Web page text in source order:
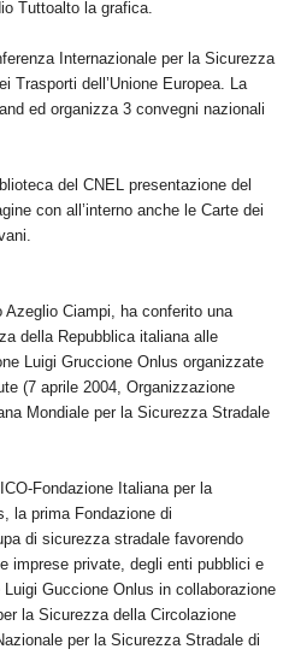
Tuttoalto la grafica.
Internazionale per la Sicurezza
Trasporti dell’Unione Europea. La
ed organizza 3 convegni nazionali
del CNEL presentazione del
con all’interno anche le Carte dei
Azeglio Ciampi, ha conferito una
della Repubblica italiana alle
Luigi Gruccione Onlus organizzate
(7 aprile 2004, Organizzazione
Mondiale per la Sicurezza Stradale
Fondazione Italiana per la
la prima Fondazione di
di sicurezza stradale favorendo
imprese private, degli enti pubblici e
Guccione Onlus in collaborazione
la Sicurezza della Circolazione
per la Sicurezza Stradale di